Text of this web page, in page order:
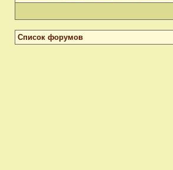
Список форумов